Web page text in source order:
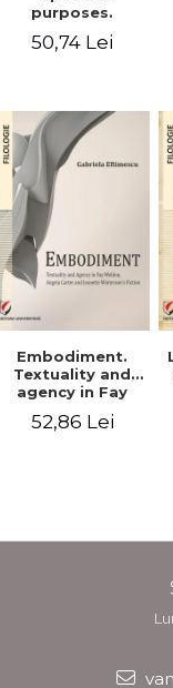
purposes.
psychology
50,74 Lei
Embodiment.
Textuality and
agency in Fay
Carter and
52,86 Lei